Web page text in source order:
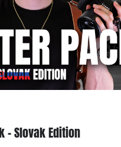
– Slovak Edition